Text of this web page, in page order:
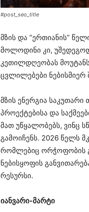
#post_seo_title
მზის და “ერთიანის”
მოლოდინი კი,
კეთილდღეობას
ცვლილებები ნებისმიერ
მზის ენერგია
პროექტებისა და
მათ უწყალობებს, ვინც
გამოიჩენს. 2026 წელს
რომლებიც ორჭოფობის
ნებისყოფის
რესურსი.
იანვარი-მარტი